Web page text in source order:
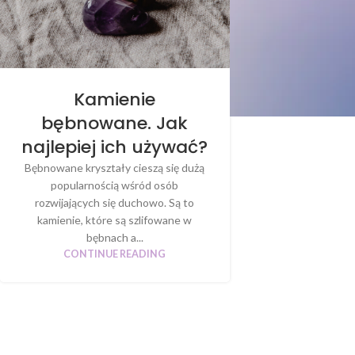
Kamienie
bębnowane. Jak
najlepiej ich używać?
Bębnowane kryształy cieszą się dużą
popularnością wśród osób
rozwijających się duchowo. Są to
kamienie, które są szlifowane w
bębnach a...
CONTINUE READING